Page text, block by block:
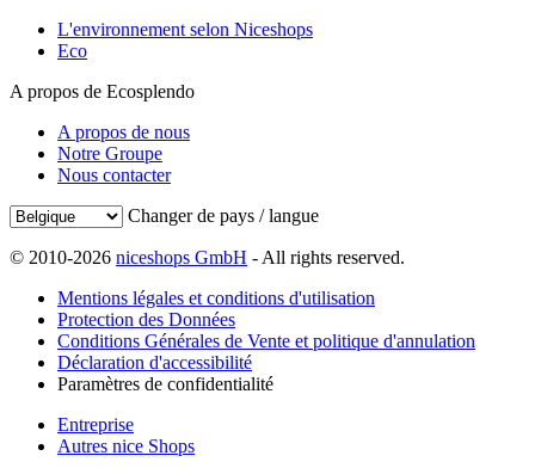
L'environnement selon Niceshops
Eco
A propos de Ecosplendo
A propos de nous
Notre Groupe
Nous contacter
Changer de pays / langue
© 2010-2026 niceshops GmbH - All rights reserved.
Mentions légales et conditions d'utilisation
Protection des Données
Conditions Générales de Vente et politique d'annulation
Déclaration d'accessibilité
Paramètres de confidentialité
Entreprise
Autres nice Shops